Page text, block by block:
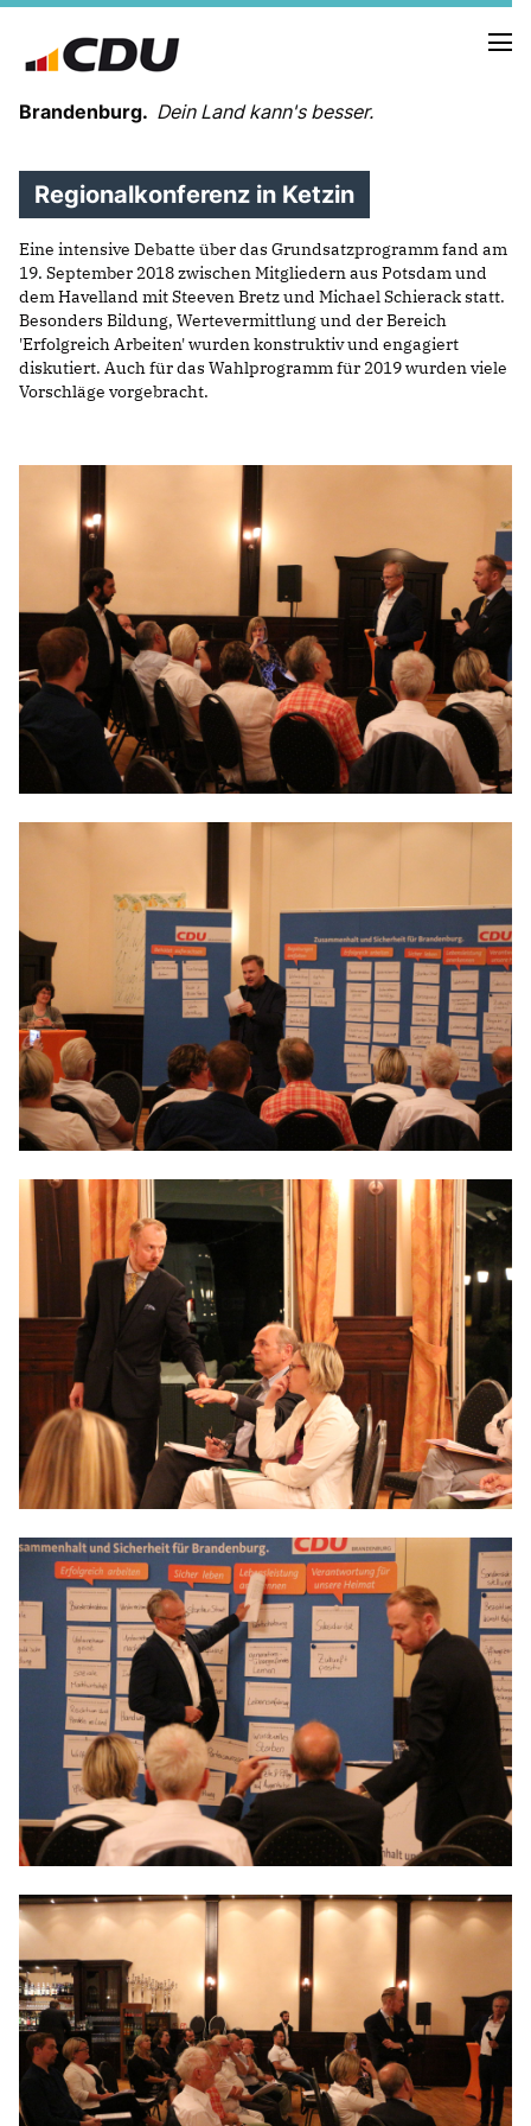
Brandenburg. Dein Land kann's besser.
MELDUNGEN
TERMINE
LANDESVORSTAND
LANDESGESCHÄFTSSTELLE
ORGANISATION
SATZUNG
PARTEIGESCHICHTE
PARTEIGERICHT
IM LANDTAG
IN DER LANDESREGIERUNG
IM BUNDESTAG
IM EUROPÄISCHEN PARLAMENT
NEWSLETTER ABONNIEREN
PROGRAMME
75 JAHRE CDU BRANDENBURG
PRESSE
SPENDEN
Mitglied werden
Regionalkonferenz in Ketzin
Eine intensive Debatte über das Grundsatzprogramm fand am
19. September 2018 zwischen Mitgliedern aus Potsdam und
dem Havelland mit Steeven Bretz und Michael Schierack statt.
Besonders Bildung, Wertevermittlung und der Bereich
'Erfolgreich Arbeiten' wurden konstruktiv und engagiert
diskutiert. Auch für das Wahlprogramm für 2019 wurden viele
Vorschläge vorgebracht.